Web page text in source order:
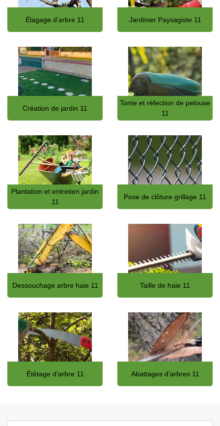
Élagage d'arbre 11 Jardinier Paysagiste 11
Création de jardin 11
Tonte et réfection de pelouse
11
Plantation et entretien jardin
11
Pose de clôture grillage 11
Dessouchage arbre haie 11 Taille de haie 11
Étêtage d'arbre 11 Abattages d'arbres 11